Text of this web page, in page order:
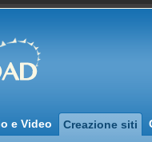
e Video Creazione siti